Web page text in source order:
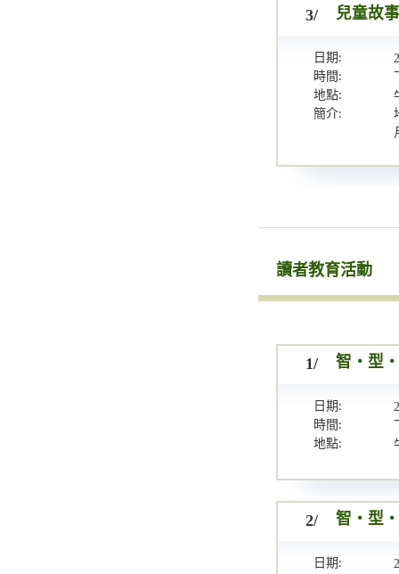
3/ 兒童故
日期:
時間:
地點:
簡介:
讀者教育活動
1/ 智・型
日期:
時間:
地點:
2/ 智・型
日期: